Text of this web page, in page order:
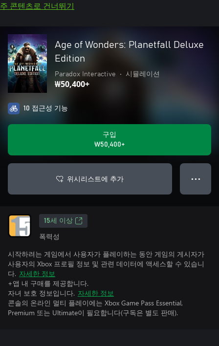
주 콘텐츠로 건너뛰기
Age of Wonders: Planetfall Deluxe
Edition
Paradox Interactive • 시뮬레이션
₩50,400+
10 접근성 기능
구입
₩50,400+
위시리스트에 추가 ● ● ●
15세 이상
폭력성
시작하려는 게임에서 사용자가 플레이하는 동안 게임의 게시자가
사용자의 Xbox 프로필 정보 및 관련 데이터에 액세스할 수 있습니
다. 자세한 정보
+앱 내 구매를 제공합니다.
자녀 보호 정보입니다. 자세한 정보
콘솔의 온라인 멀티 플레이에는 Xbox Game Pass Essential,
Premium 또는 Ultimate이 필요합니다(구독은 별도 판매).